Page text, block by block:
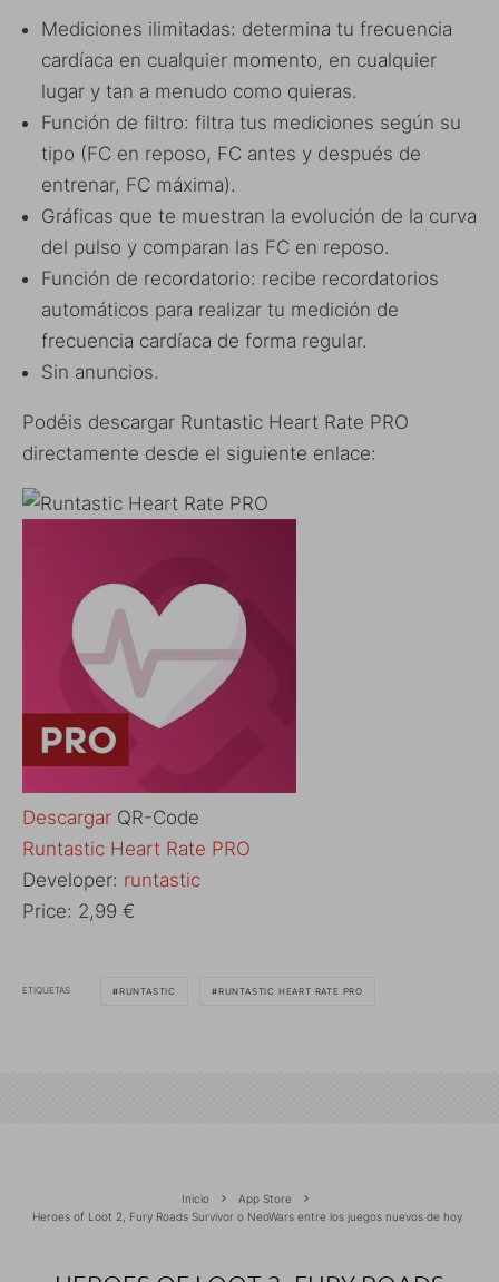
Mediciones ilimitadas: determina tu frecuencia
cardíaca en cualquier momento, en cualquier
lugar y tan a menudo como quieras.
Función de filtro: filtra tus mediciones según su
tipo (FC en reposo, FC antes y después de
entrenar, FC máxima).
Gráficas que te muestran la evolución de la curva
del pulso y comparan las FC en reposo.
Función de recordatorio: recibe recordatorios
automáticos para realizar tu medición de
frecuencia cardíaca de forma regular.
Sin anuncios.
Podéis descargar Runtastic Heart Rate PRO
directamente desde el siguiente enlace:
Descargar QR-Code
Runtastic Heart Rate PRO
Developer: runtastic
Price: 2,99 €
ETIQUETAS RUNTASTIC RUNTASTIC HEART RATE PRO
Inicio
App Store
Heroes of Loot 2, Fury Roads Survivor o NeoWars entre los juegos nuevos de hoy